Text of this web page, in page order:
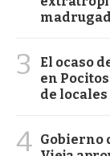
3
El ocaso
en
de
4 Gobierno